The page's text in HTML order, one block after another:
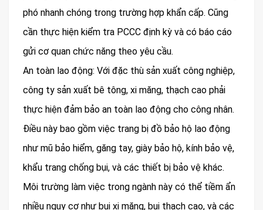
phó nhanh chóng trong trường hợp khẩn cấp. Cũng
cần thực hiện kiểm tra PCCC định kỳ và có báo cáo
gửi cơ quan chức năng theo yêu cầu.
An toàn lao động: Với đặc thù sản xuất công nghiệp,
công ty sản xuất bê tông, xi măng, thạch cao phải
thực hiện đảm bảo an toàn lao động cho công nhân.
Điều này bao gồm việc trang bị đồ bảo hộ lao động
như mũ bảo hiểm, găng tay, giày bảo hộ, kính bảo vệ,
khẩu trang chống bụi, và các thiết bị bảo vệ khác.
Môi trường làm việc trong ngành này có thể tiềm ẩn
nhiều nguy cơ như bụi xi măng, bụi thạch cao, và các